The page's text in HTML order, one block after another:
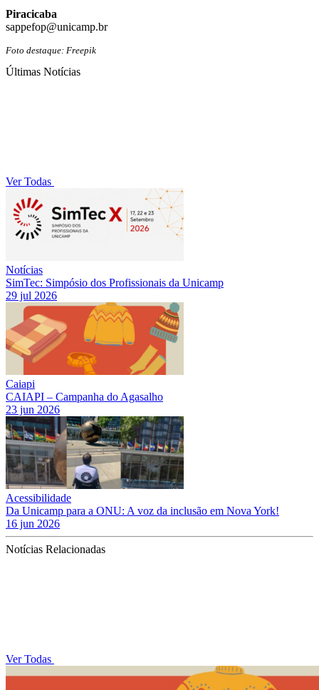
Piracicaba
sappefop@unicamp.br
Foto destaque: Freepik
Últimas Notícias
Ver Todas
Notícias
SimTec: Simpósio dos Profissionais da Unicamp
29 jul 2026
Caiapi
CAIAPI – Campanha do Agasalho
23 jun 2026
Acessibilidade
Da Unicamp para a ONU: A voz da inclusão em Nova York!
16 jun 2026
Notícias Relacionadas
Ver Todas